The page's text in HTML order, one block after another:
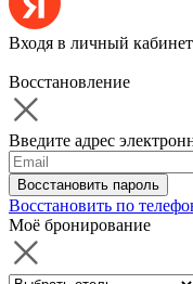
Входя в личный
Восстановление
Введите адрес
Восстановить пароль
Восстановить по
Моё бронирование